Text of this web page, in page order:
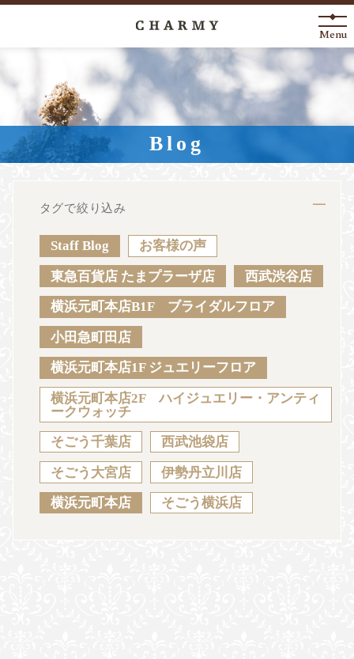
New Arrival
About
Engagement Ring
Anniversary
News Blog
Sustainability Voice Catalog
JA EN CH KO
Menu
Blog
タグで絞り込み
Staff Blog お客様の声
東急百貨店 たまプラーザ店 西武渋谷店
横浜元町本店B1F ブライダルフロア
小田急町田店
横浜元町本店1F ジュエリーフロア
横浜元町本店2F ハイジュエリー・アンティ
ークウォッチ
そごう千葉店 西武池袋店
そごう大宮店 伊勢丹立川店
横浜元町本店 そごう横浜店